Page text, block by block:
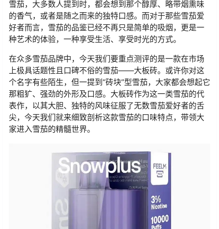
雪茄，大多数人提到时，都会想到那个醇厚、略带烟熏味
的香气，或者是随之而来的独特口感。而对于那些雪茄爱
好者而言，雪茄的品鉴已经不再只是简单的吸烟，更是一
种艺术的体验，一种享受生活、享受时光的方式。
在众多雪茄品牌中，今天我们要重点测评的是一款在市场
上极具话题性且口碑不俗的雪茄——大板砖。或许你对这
个名字有些陌生，但一提到“砖块”型雪茄，大家都会想起它
那粗犷、强劲的外形及口感。大板砖作为这一类雪茄的代
表作，以其大胆、独特的风味征服了无数雪茄爱好者的舌
尖，今天我们就来细致剖析这款雪茄的口味特点，带领大
家进入雪茄的精髓世界。